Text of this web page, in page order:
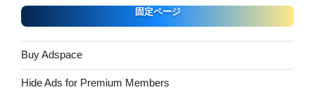
固定ページ
Buy Adspace
Hide Ads for Premium Members